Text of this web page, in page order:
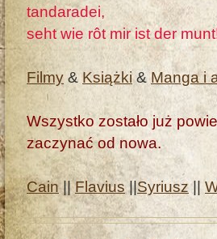
tandaradei,
seht wie rôt mir ist der
Filmy & Książki& Manga i
Wszystko zostało już
zaczynać od nowa.
Cain||Flavius ||Syriusz||